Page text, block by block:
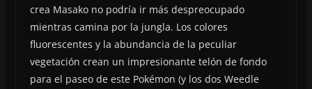
crea Masako no podría ir más despreocupado
mientras camina por la jungla. Los colores
fluorescentes y la abundancia de la peculiar
vegetación crean un impresionante telón de fondo
para el paseo de este Pokémon (y los dos Weedle